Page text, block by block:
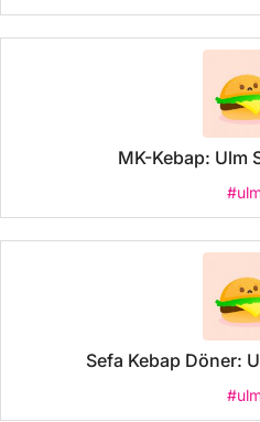
MK-Kebap: Ulm
Sefa Kebap Döner: